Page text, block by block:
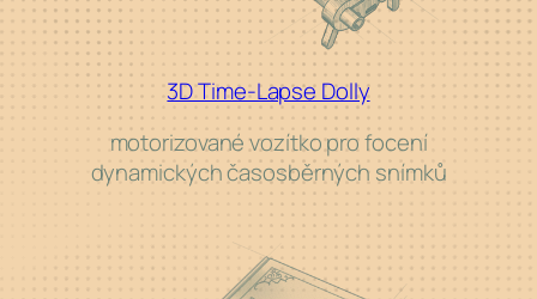
3D Time-Lapse Dolly
motorizované vozítko profocení
dynamických časosběrných snímků